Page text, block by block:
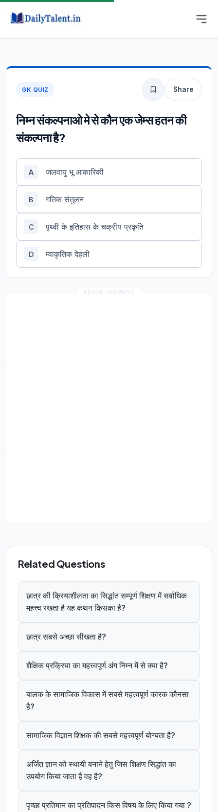
GK QUIZ Share
निम्न संकल्पनाओ मे से कौन एक जेम्स हतन की
संकल्पना है?
A जलवायु भू आकारिकी
B गतिक संतुलन
C पृथ्वी के इतिहास के चक्रीय प्रकृति
D म्वाकृतिक देहली
Related Questions
छात्र की क्रियाशीलता का सिद्धांत सम्पूर्ण शिक्षण में सर्वाधिक
महत्त्व रखता है यह कथन किसका है?
छात्र सबसे अच्छा सीखता है?
शैक्षिक प्रक्रिया का महत्त्वपूर्ण अंग निम्न में से क्या है?
बालक के सामाजिक विकास में सबसे महत्त्वपूर्ण कारक कौनसा
है?
सामाजिक विज्ञान शिक्षक की सबसे महत्त्वपूर्ण योग्यता है?
अर्जित ज्ञान को स्थायी बनाने हेतु जिस शिक्षण सिद्धांत का
उपयोग किया जाता है वह है?
पृच्छा प्रतिमान का प्रतिपादन किस विषय के लिए किया गया ?